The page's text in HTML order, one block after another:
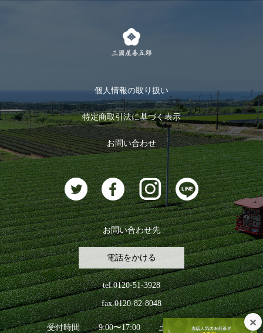
お茶のギフト
おすすめのお茶
お茶に合うスイーツ
ログイン
ログアウト
個人情報の取り扱い
特定商取引法に基づく表示
お問い合わせ
お問い合わせ先
電話をかける
tel.0120-51-3928
fax.0120-82-8048
受付時間 9:00〜17:00 土日祝日を除く